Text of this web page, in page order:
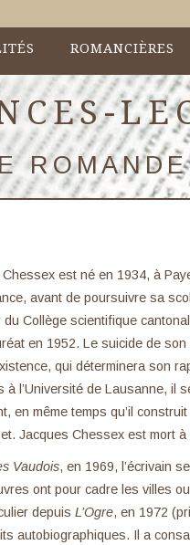
ROMANCIÈRES
ROMANDE
est né en 1934, à
avant de poursuivre sa
du Collège scientifique
en 1952. Le suicide de
qui déterminera son
à l’Université de Lausanne, il
en même temps qu’il
Jacques Chessex est mort
Vaudois, en 1969, l’écrivain
ont pour cadre les villes
depuis L’Ogre, en 1972
autobiographiques. Il a